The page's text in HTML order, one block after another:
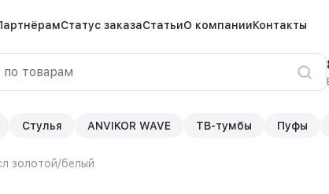
Статус заказаСтатьиО компанииКонтакты
Стулья ANVIKOR WAVE ТВ-тумбы Пуфы
золотой/белый